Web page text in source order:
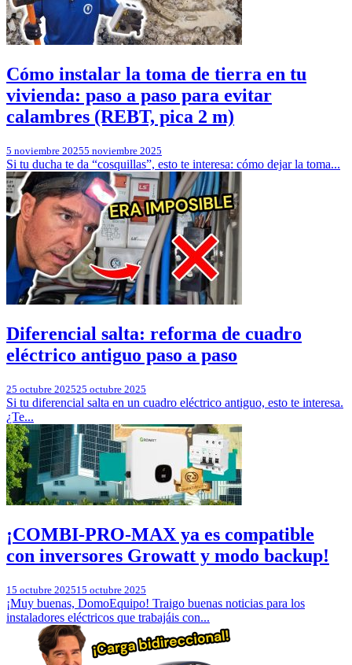
Cómo instalar la toma de tierra en tu
vivienda: paso a paso para evitar
calambres (REBT, pica 2 m)
5 noviembre 20255 noviembre 2025
Si tu ducha te da “cosquillas”, esto te interesa: cómo dejar la toma...
Diferencial salta: reforma de cuadro
eléctrico antiguo paso a paso
25 octubre 202525 octubre 2025
Si tu diferencial salta en un cuadro eléctrico antiguo, esto te interesa.
¿Te...
¡COMBI-PRO-MAX ya es compatible
con inversores Growatt y modo backup!
15 octubre 202515 octubre 2025
¡Muy buenas, DomoEquipo! Traigo buenas noticias para los
instaladores eléctricos que trabajáis con...